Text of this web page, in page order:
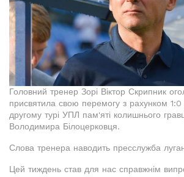
Головний тренер Зорі Віктор Скрипник
присвятила свою перемогу з рахунком
другому турі УПЛ пам'яті колишнього
Володимира Білоцерковця.
Слова тренера наводить пресслужба
Цей тиждень став для нас справжнім